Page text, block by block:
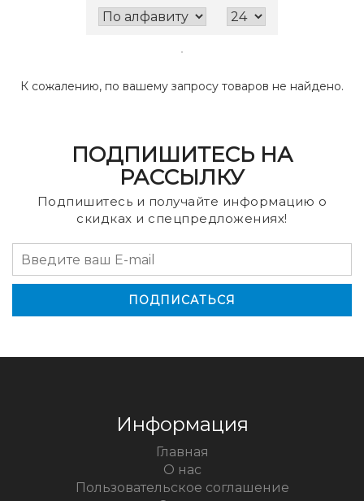
К сожалению, по вашему запросу товаров не найдено.
ПОДПИШИТЕСЬ НА
РАССЫЛКУ
Подпишитесь и получайте информацию о
скидках и спецпредложениях!
Информация
Главная
О нас
Пользовательское соглашение